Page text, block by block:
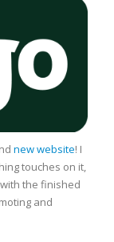
new website! I
touches on it,
the finished
and